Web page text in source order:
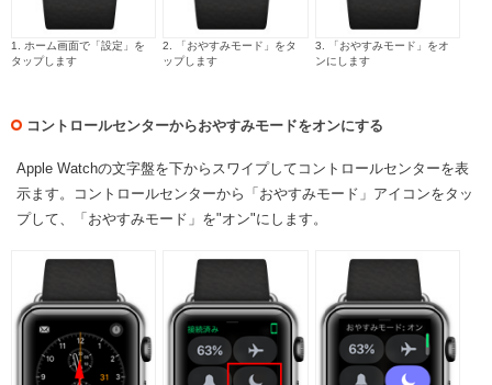
1. ホーム画面で「設定」を
タップします
2. 「おやすみモード」をタ
ップします
3. 「おやすみモード」をオ
ンにします
コントロールセンターからおやすみモードをオンにする
Apple Watchの文字盤を下からスワイプしてコントロールセンターを表
示ます。コントロールセンターから「おやすみモード」アイコンをタッ
プして、「おやすみモード」を"オン"にします。